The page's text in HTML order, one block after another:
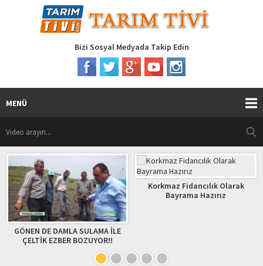
Bizi Sosyal Medyada Takip Edin
MENÜ
GÖNEN DE DAMLA SULAMA İLE
ÇELTİK EZBER BOZUYOR!!
Korkmaz Fidancılık Olarak
Bayrama Hazırız